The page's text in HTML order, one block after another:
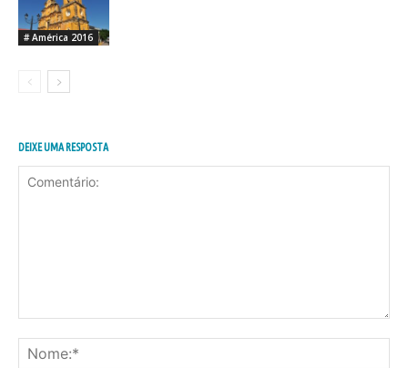
# América 2016
DEIXE UMA RESPOSTA